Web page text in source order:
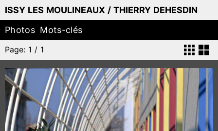
ISSY LES MOULINEAUX / THIERRY DEHESDIN
Photos Mots-clés
Page: 1 / 1